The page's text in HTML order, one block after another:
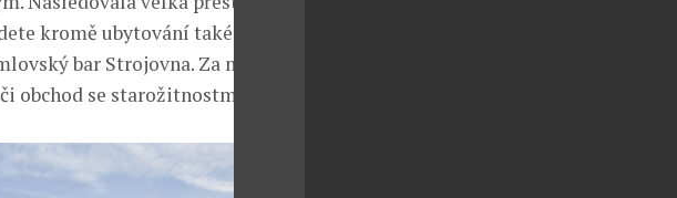
kromě ubytování také
bar Strojovna. Za návštěvu
se starožitnostmi.